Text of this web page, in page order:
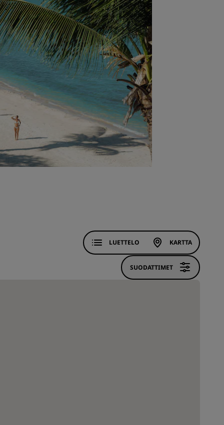
LUETTELO KARTTA
SUODATTIMET